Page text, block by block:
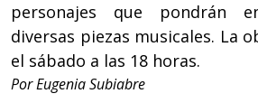
personajes que pondrán
diversas piezas musicales. La
el sábado a las 18 horas.
Por Eugenia Subiabre